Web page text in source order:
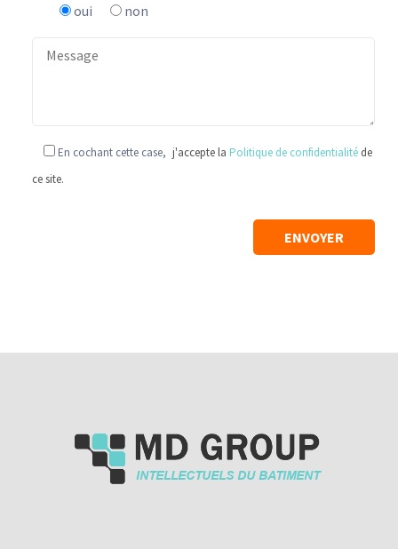
oui
non
En cochant cette case, j'accepte la Politique de confidentialité de
ce site.